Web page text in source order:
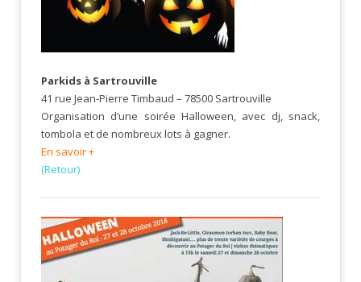
Parkids à Sartrouville
41 rue Jean-Pierre Timbaud – 78500 Sartrouville
Organisation d’une soirée Halloween, avec dj, snack,
tombola et de nombreux lots à gagner.
En savoir +
(Retour)